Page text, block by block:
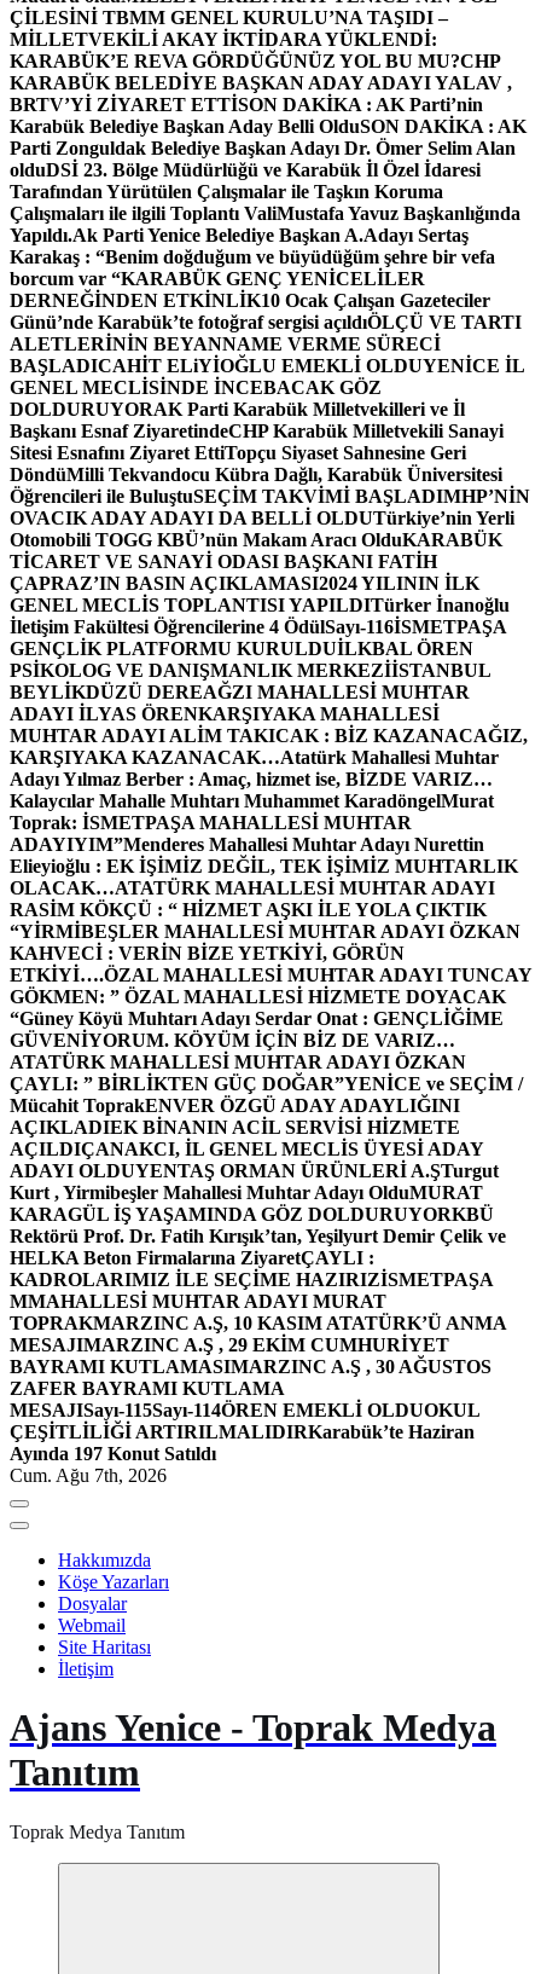
ÇİLESİNİ TBMM GENEL KURULU’NA TAŞIDI –
MİLLETVEKİLİ AKAY İKTİDARA YÜKLENDİ:
KARABÜK’E REVA GÖRDÜĞÜNÜZ YOL BU MU?CHP
KARABÜK BELEDİYE BAŞKAN ADAY ADAYI YALAV ,
BRTV’Yİ ZİYARET ETTİSON DAKİKA : AK Parti’nin
Karabük Belediye Başkan Aday Belli OlduSON DAKİKA : AK
Parti Zonguldak Belediye Başkan Adayı Dr. Ömer Selim Alan
olduDSİ 23. Bölge Müdürlüğü ve Karabük İl Özel İdaresi
Tarafından Yürütülen Çalışmalar ile Taşkın Koruma
Çalışmaları ile ilgili Toplantı ValiMustafa Yavuz Başkanlığında
Yapıldı.Ak Parti Yenice Belediye Başkan A.Adayı Sertaş
Karakaş : “Benim doğduğum ve büyüdüğüm şehre bir vefa
borcum var “KARABÜK GENÇ YENİCELİLER
DERNEĞİNDEN ETKİNLİK10 Ocak Çalışan Gazeteciler
Günü’nde Karabük’te fotoğraf sergisi açıldıÖLÇÜ VE TARTI
ALETLERİNİN BEYANNAME VERME SÜRECİ
BAŞLADICAHİT ELiYİOĞLU EMEKLİ OLDUYENİCE İL
GENEL MECLİSİNDE İNCEBACAK GÖZ
DOLDURUYORAK Parti Karabük Milletvekilleri ve İl
Başkanı Esnaf ZiyaretindeCHP Karabük Milletvekili Sanayi
Sitesi Esnafını Ziyaret EttiTopçu Siyaset Sahnesine Geri
DöndüMilli Tekvandocu Kübra Dağlı, Karabük Üniversitesi
Öğrencileri ile BuluştuSEÇİM TAKVİMİ BAŞLADIMHP’NİN
OVACIK ADAY ADAYI DA BELLİ OLDUTürkiye’nin Yerli
Otomobili TOGG KBÜ’nün Makam Aracı OlduKARABÜK
TİCARET VE SANAYİ ODASI BAŞKANI FATİH
ÇAPRAZ’IN BASIN AÇIKLAMASI2024 YILININ İLK
GENEL MECLİS TOPLANTISI YAPILDITürker İnanoğlu
İletişim Fakültesi Öğrencilerine 4 ÖdülSayı-116İSMETPAŞA
GENÇLİK PLATFORMU KURULDUİLKBAL ÖREN
PSİKOLOG VE DANIŞMANLIK MERKEZİİSTANBUL
BEYLİKDÜZÜ DEREAĞZI MAHALLESİ MUHTAR
ADAYI İLYAS ÖRENKARŞIYAKA MAHALLESİ
MUHTAR ADAYI ALİM TAKICAK : BİZ KAZANACAĞIZ,
KARŞIYAKA KAZANACAK…Atatürk Mahallesi Muhtar
Adayı Yılmaz Berber : Amaç, hizmet ise, BİZDE VARIZ…
Kalaycılar Mahalle Muhtarı Muhammet KaradöngelMurat
Toprak: İSMETPAŞA MAHALLESİ MUHTAR
ADAYIYIM”Menderes Mahallesi Muhtar Adayı Nurettin
Elieyioğlu : EK İŞİMİZ DEĞİL, TEK İŞİMİZ MUHTARLIK
OLACAK…ATATÜRK MAHALLESİ MUHTAR ADAYI
RASİM KÖKÇÜ : “ HİZMET AŞKI İLE YOLA ÇIKTIK
“YİRMİBEŞLER MAHALLESİ MUHTAR ADAYI ÖZKAN
KAHVECİ : VERİN BİZE YETKİYİ, GÖRÜN
ETKİYİ….ÖZAL MAHALLESİ MUHTAR ADAYI TUNCAY
GÖKMEN: ” ÖZAL MAHALLESİ HİZMETE DOYACAK
“Güney Köyü Muhtarı Adayı Serdar Onat : GENÇLİĞİME
GÜVENİYORUM. KÖYÜM İÇİN BİZ DE VARIZ…
ATATÜRK MAHALLESİ MUHTAR ADAYI ÖZKAN
ÇAYLI: ” BİRLİKTEN GÜÇ DOĞAR”YENİCE ve SEÇİM /
Mücahit ToprakENVER ÖZGÜ ADAY ADAYLIĞINI
AÇIKLADIEK BİNANIN ACİL SERVİSİ HİZMETE
AÇILDIÇANAKCI, İL GENEL MECLİS ÜYESİ ADAY
ADAYI OLDUYENTAŞ ORMAN ÜRÜNLERİ A.ŞTurgut
Kurt , Yirmibeşler Mahallesi Muhtar Adayı OlduMURAT
KARAGÜL İŞ YAŞAMINDA GÖZ DOLDURUYORKBÜ
Rektörü Prof. Dr. Fatih Kırışık’tan, Yeşilyurt Demir Çelik ve
HELKA Beton Firmalarına ZiyaretÇAYLI :
KADROLARIMIZ İLE SEÇİME HAZIRIZİSMETPAŞA
MMAHALLESİ MUHTAR ADAYI MURAT
TOPRAKMARZINC A.Ş, 10 KASIM ATATÜRK’Ü ANMA
MESAJIMARZINC A.Ş , 29 EKİM CUMHURİYET
BAYRAMI KUTLAMASIMARZINC A.Ş , 30 AĞUSTOS
ZAFER BAYRAMI KUTLAMA
MESAJISayı-115Sayı-114ÖREN EMEKLİ OLDUOKUL
ÇEŞİTLİLİĞİ ARTIRILMALIDIRKarabük’te Haziran
Ayında 197 Konut Satıldı
Cum. Ağu 7th, 2026
Hakkımızda
Köşe Yazarları
Dosyalar
Webmail
Site Haritası
İletişim
Ajans Yenice - Toprak Medya
Tanıtım
Toprak Medya Tanıtım